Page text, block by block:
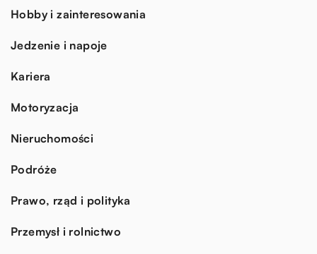
Hobby i zainteresowania
Jedzenie i napoje
Kariera
Motoryzacja
Nieruchomości
Podróże
Prawo, rząd i polityka
Przemysł i rolnictwo